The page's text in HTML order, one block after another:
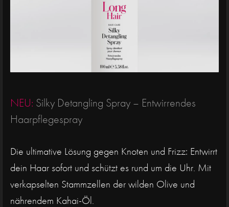
NEU: Silky Detangling Spray – Entwirrendes
Haarpflegespray
Die ultimative Lösung gegen Knoten und Frizz: Entwirrt
dein Haar sofort und schützt es rund um die Uhr. Mit
verkapselten Stammzellen der wilden Olive und
nährendem Kahai-Öl.